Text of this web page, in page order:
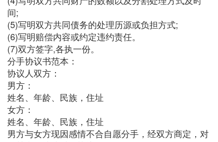
间;
(5)写明双方共同债务的处理历源或负担方式;
(6)写明赔偿内容或约定违约责任。
(7)双方签字,各执一份。
分手协议书范本：
协议人双方：
男方：
姓名、年龄、民族，住址
女方：
姓名、年龄、民族，住址
男方与女方现因感情不合自愿分手，经双方商定，对